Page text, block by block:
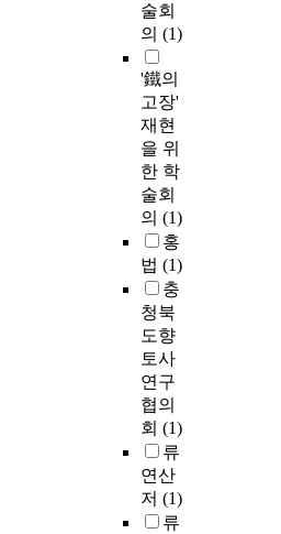
술회
의 (1)
'鐵의
고장'
재현
을 위
한 학
술회
의 (1)
홍
법 (1)
충
청북
도향
토사
연구
협의
회 (1)
류
연산
저 (1)
류